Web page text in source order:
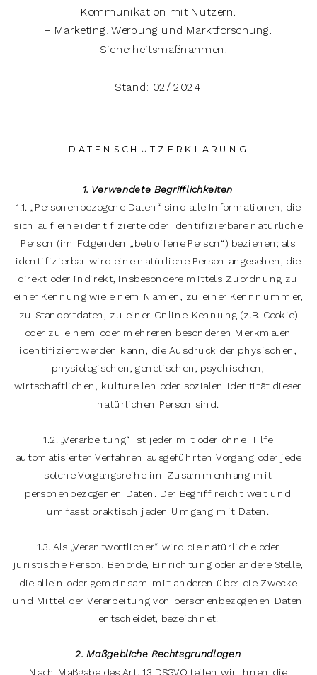
1. Verwendete Begrifflichkeiten
1.1. „Personenbezogene Daten“ sind alle Informationen, die
sich auf eine identifizierte oder identifizierbare natürliche
Person (im Folgenden „betroffene Person“) beziehen; als
identifizierbar wird eine natürliche Person angesehen, die
direkt oder indirekt, insbesondere mittels Zuordnung zu
einer Kennung wie einem Namen, zu einer Kennnummer,
zu Standortdaten, zu einer Online-Kennung (z.B. Cookie)
oder zu einem oder mehreren besonderen Merkmalen
identifiziert werden kann, die Ausdruck der physischen,
physiologischen, genetischen, psychischen,
wirtschaftlichen, kulturellen oder sozialen Identität dieser
natürlichen Person sind.
1.2. „Verarbeitung“ ist jeder mit oder ohne Hilfe
automatisierter Verfahren ausgeführten Vorgang oder jede
solche Vorgangsreihe im Zusammenhang mit
personenbezogenen Daten. Der Begriff reicht weit und
umfasst praktisch jeden Umgang mit Daten.
1.3. Als „Verantwortlicher“ wird die natürliche oder
juristische Person, Behörde, Einrichtung oder andere Stelle,
die allein oder gemeinsam mit anderen über die Zwecke
und Mittel der Verarbeitung von personenbezogenen Daten
entscheidet, bezeichnet.
2. Maßgebliche Rechtsgrundlagen
Nach Maßgabe des Art. 13 DSGVO teilen wir Ihnen die
DATENSCHUTZERKLÄRUNG
Kommunikation mit Nutzern.
– Marketing, Werbung und Marktforschung.
– Sicherheitsmaßnahmen.
Stand: 02/ 2024